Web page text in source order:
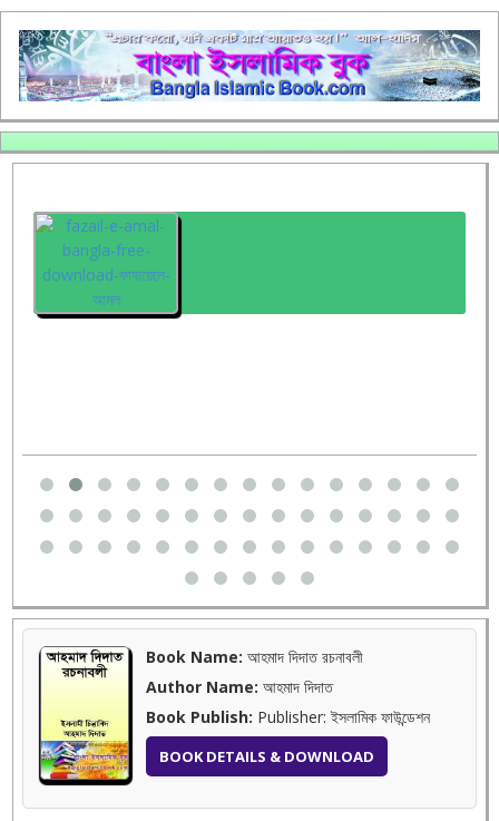
Book Name: আহমাদ দিদাত রচনাবলী
Author Name: আহমাদ দিদাত
Book Publish: Publisher: ইসলামিক ফাউন্ডেশন
BOOK DETAILS & DOWNLOAD